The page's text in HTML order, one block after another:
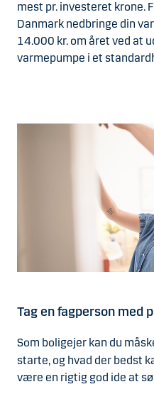
mest pr. investeret krone.
Danmark nedbringe din
14.000 kr. om året ved at
varmepumpe i et
Tag en fagperson med
Som boligejer kan du
starte, og hvad der bedst
være en rigtig god ide at